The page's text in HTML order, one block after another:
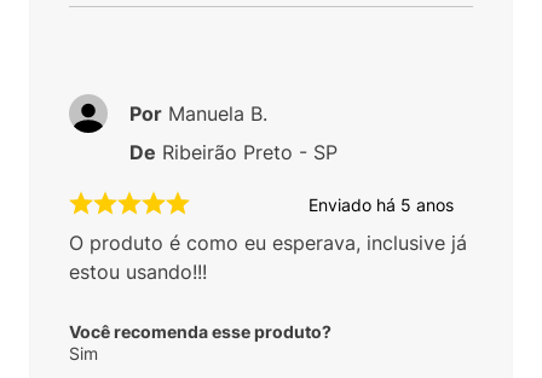
Enviado há 5 anos
O produto é como eu esperava, inclusive já
estou usando!!!
Você recomenda esse produto?
Sim
Por Manuela B.
De Ribeirão Preto - SP